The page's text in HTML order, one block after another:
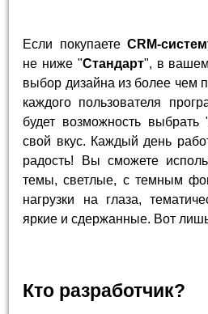
Если покупаете CRM-
не ниже "Стандарт", в
выбор дизайна из более чем
каждого пользователя
будет возможность
свой вкус. Каждый день
радость! Вы сможете
темы, светлые, с темным
нагрузки на глаза,
яркие и сдержанные. Вот
Кто разработчик?